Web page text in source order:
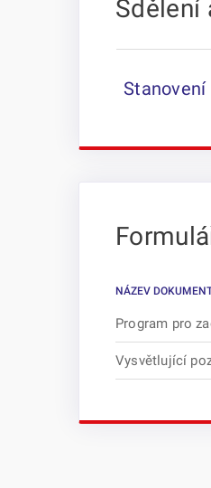
Sdělení
Stanovení
NÁZEV
Program pro
Vysvětlující